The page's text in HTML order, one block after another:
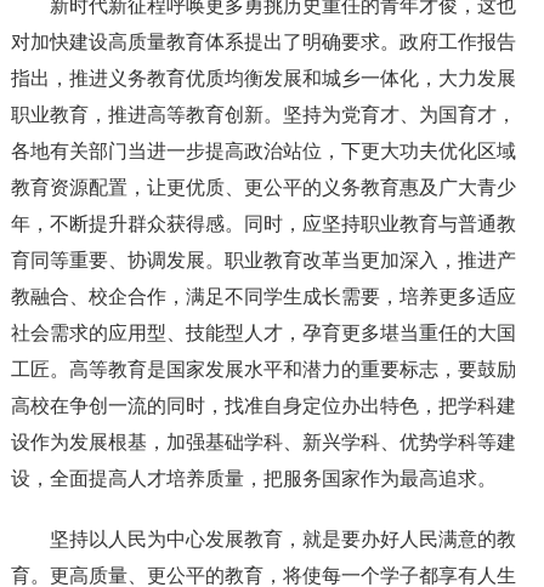
新时代新征程呼唤更多勇挑历史重任的青年才俊，这也
对加快建设高质量教育体系提出了明确要求。政府工作报告
指出，推进义务教育优质均衡发展和城乡一体化，大力发展
职业教育，推进高等教育创新。坚持为党育才、为国育才，
各地有关部门当进一步提高政治站位，下更大功夫优化区域
教育资源配置，让更优质、更公平的义务教育惠及广大青少
年，不断提升群众获得感。同时，应坚持职业教育与普通教
育同等重要、协调发展。职业教育改革当更加深入，推进产
教融合、校企合作，满足不同学生成长需要，培养更多适应
社会需求的应用型、技能型人才，孕育更多堪当重任的大国
工匠。高等教育是国家发展水平和潜力的重要标志，要鼓励
高校在争创一流的同时，找准自身定位办出特色，把学科建
设作为发展根基，加强基础学科、新兴学科、优势学科等建
设，全面提高人才培养质量，把服务国家作为最高追求。
坚持以人民为中心发展教育，就是要办好人民满意的教
育。更高质量、更公平的教育，将使每一个学子都享有人生